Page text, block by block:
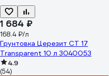
1 684 ₽
168.4 ₽/л
Грунтовка Церезит CT 17
Transparent 10 л 3040053
4.9
(54)